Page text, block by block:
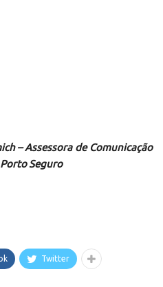
– Assessora de Comunicação
Seguro
Twitter